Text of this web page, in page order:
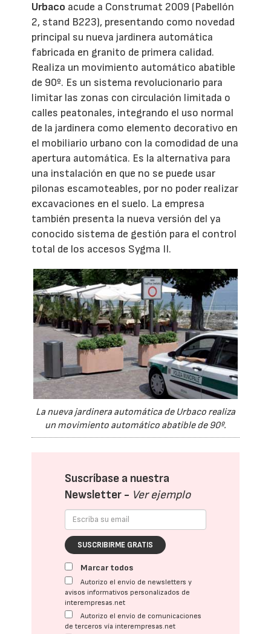
Urbaco acude a Construmat 2009 (Pabellón
2, stand B223), presentando como novedad
principal su nueva jardinera automática
fabricada en granito de primera calidad.
Realiza un movimiento automático abatible
de 90º. Es un sistema revolucionario para
limitar las zonas con circulación limitada o
calles peatonales, integrando el uso normal
de la jardinera como elemento decorativo en
el mobiliario urbano con la comodidad de una
apertura automática. Es la alternativa para
una instalación en que no se puede usar
pilonas escamoteables, por no poder realizar
excavaciones en el suelo. La empresa
también presenta la nueva versión del ya
conocido sistema de gestión para el control
total de los accesos Sygma II.
La nueva jardinera automática de Urbaco realiza
un movimiento automático abatible de 90º.
Suscríbase a nuestra
Newsletter - Ver ejemplo
SUSCRIBIRME GRATIS
Marcar todos
Autorizo el envío de newsletters y
avisos informativos personalizados de
interempresas.net
Autorizo el envío de comunicaciones
de terceros vía interempresas.net